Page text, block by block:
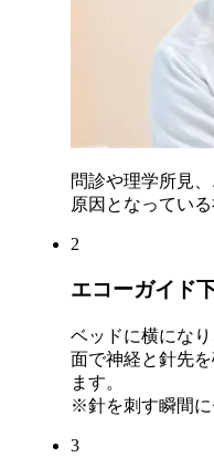
問診や理学所見
原因となってい
2
エコーガイド
ベッドに横にな
面で神経と針先
ます。
※針を刺す瞬間に
3